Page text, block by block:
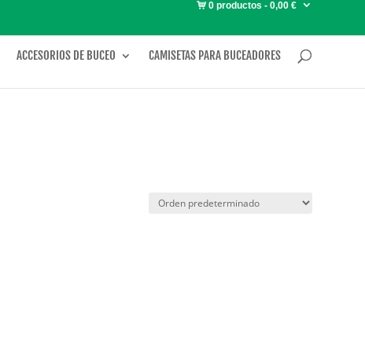
0 productos 0,00 €
ACCESORIOS DE BUCEO CAMISETAS PARA BUCEADORES